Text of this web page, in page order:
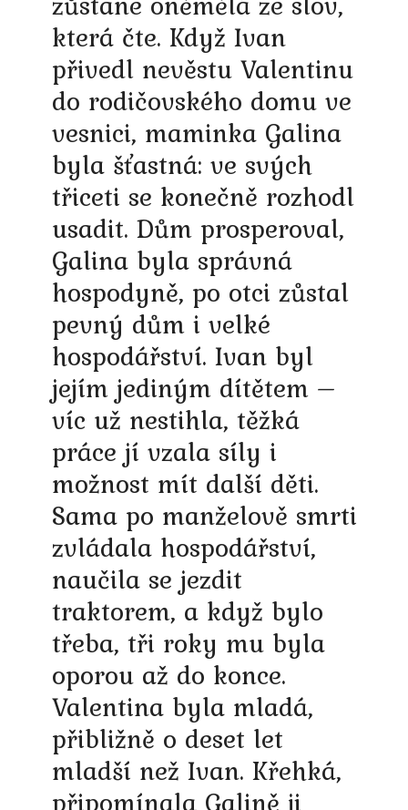
která čte. Když Ivan
přivedl nevěstu Valentinu
do rodičovského domu ve
vesnici, maminka Galina
byla šťastná: ve svých
třiceti se konečně rozhodl
usadit. Dům prosperoval,
Galina byla správná
hospodyně, po otci zůstal
pevný dům i velké
hospodářství. Ivan byl
jejím jediným dítětem –
víc už nestihla, těžká
práce jí vzala síly i
možnost mít další děti.
Sama po manželově smrti
zvládala hospodářství,
naučila se jezdit
traktorem, a když bylo
třeba, tři roky mu byla
oporou až do konce.
Valentina byla mladá,
přibližně o deset let
mladší než Ivan. Křehká,
připomínala Galině ji